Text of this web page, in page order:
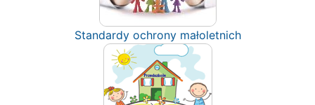
Standardy ochrony małoletnich